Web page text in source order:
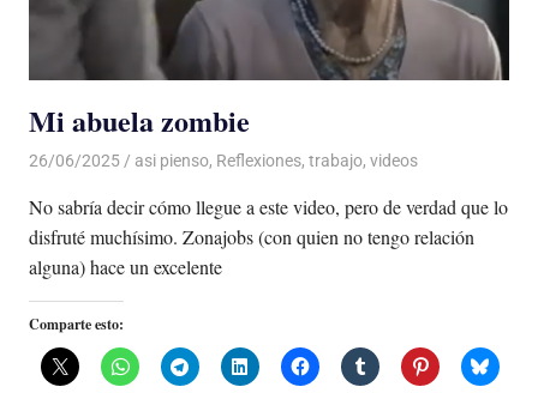
Mi abuela zombie
26/06/2025 De todo un Poco
asi pienso, Reflexiones, trabajo, videos
No sabría decir cómo llegue a este video, pero de verdad que lo
disfruté muchísimo. Zonajobs (con quien no tengo relación
alguna) hace un excelente
Comparte esto: